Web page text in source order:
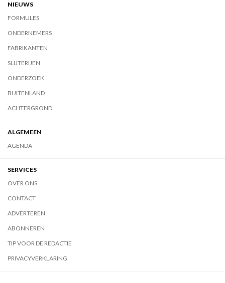
NIEUWS
FORMULES
ONDERNEMERS
FABRIKANTEN
SLIJTERIJEN
ONDERZOEK
BUITENLAND
ACHTERGROND
ALGEMEEN
AGENDA
SERVICES
OVER ONS
CONTACT
ADVERTEREN
ABONNEREN
TIP VOOR DE REDACTIE
PRIVACYVERKLARING